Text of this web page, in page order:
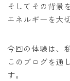
そしてその背景
エネルギーを大
今回の体験は、
このブログを通
す。